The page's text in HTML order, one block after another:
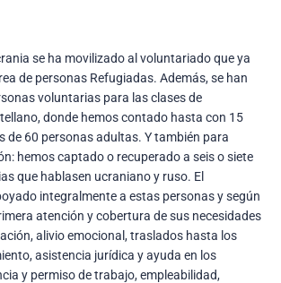
se ha movilizado al voluntariado que ya
de personas Refugiadas. Además, se han
voluntarias para las clases de
donde hemos contado hasta con 15
de 60 personas adultas. Y también para
hemos captado o recuperado a seis o siete
que hablasen ucraniano y ruso. El
integralmente a estas personas y según
atención y cobertura de sus necesidades
alivio emocional, traslados hasta los
asistencia jurídica y ayuda en los
y permiso de trabajo, empleabilidad,